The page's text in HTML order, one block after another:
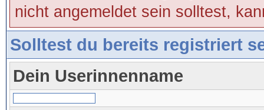
nicht angemeldet sein solltest,
Solltest du bereits registriert
Dein Userinnenname